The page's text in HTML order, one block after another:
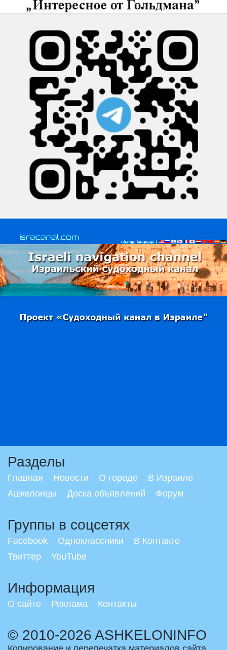
Разделы
Главная Новости О городе
В Израиле
Ашкелонцы
Доска объявлений Форум
Группы в соцсетях
Facebook Одноклассники
В Контакте
Твиттер
YouTube
Информация
О сайте Реклама Контакты
© 2010-2026 ASHKELONINFO